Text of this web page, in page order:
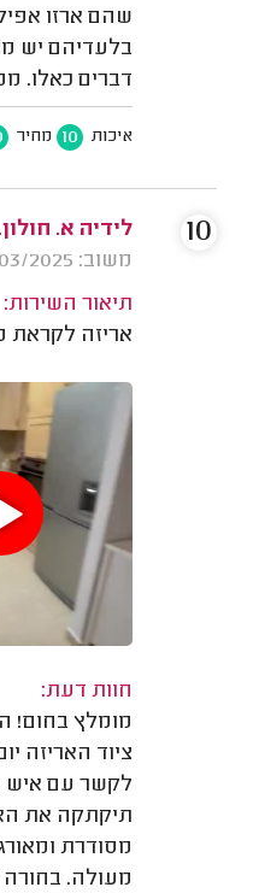
שהם ארזו
בלעדיהם יש
דברים כאלו.
איכות 10 מחיר
לידיה א. חולון.
משוב: 31/03/2025
תיאור השירות:
אריזה לקראת
חוות דעת:
מומלץ בחום!
ציוד האריזה
לקשר עם איש
תיקתקה את
מסודרת
מעולה. בחורה
10